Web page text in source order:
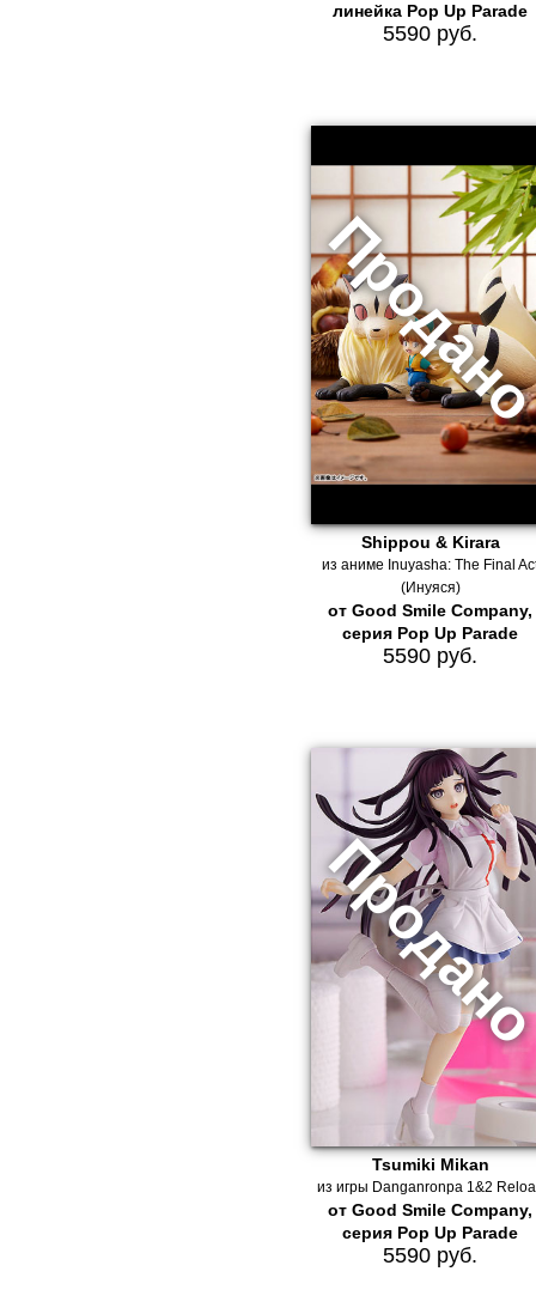
линейка Pop Up Parade
5590 руб.
Shippou & Kirara
из аниме Inuyasha: The Final
(Инуяся)
от Good Smile Company,
серия Pop Up Parade
5590 руб.
Tsumiki Mikan
из игры Danganronpa 1&2
от Good Smile Company,
серия Pop Up Parade
5590 руб.